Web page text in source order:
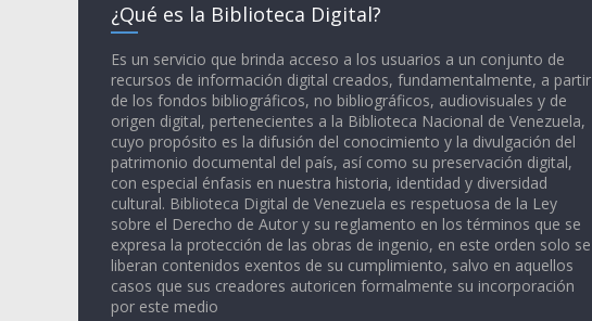
¿Qué es la Biblioteca Digital?
Es un servicio que brinda acceso a los usuarios a un conjunto de
recursos de información digital creados, fundamentalmente, a partir
de los fondos bibliográficos, no bibliográficos, audiovisuales y de
origen digital, pertenecientes a la Biblioteca Nacional de Venezuela,
cuyo propósito es la difusión del conocimiento y la divulgación del
patrimonio documental del país, así como su preservación digital,
con especial énfasis en nuestra historia, identidad y diversidad
cultural. Biblioteca Digital de Venezuela es respetuosa de la Ley
sobre el Derecho de Autor y su reglamento en los términos que se
expresa la protección de las obras de ingenio, en este orden solo se
liberan contenidos exentos de su cumplimiento, salvo en aquellos
casos que sus creadores autoricen formalmente su incorporación
por este medio